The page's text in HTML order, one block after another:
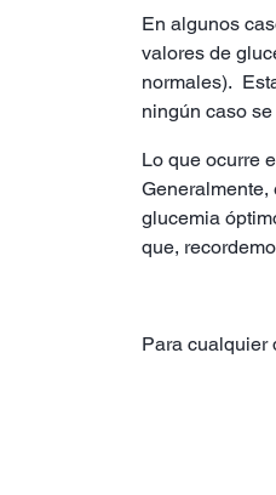
En algunos
valores de
normales).
ningún caso se
Lo que ocurre
Generalmente,
glucemia
que,
Para cualquier